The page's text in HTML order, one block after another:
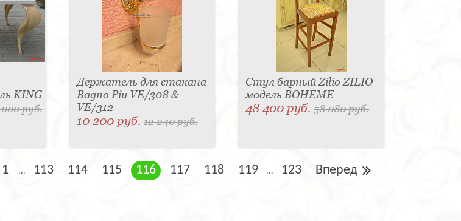
KING
руб.
Держатель для стакана
Bagno Piu VE/308 &
VE/312
10 200 руб. 12 240 руб.
Стул барный Zilio ZILIO
модель BOHEME
48 400 руб.58 080 руб.
1 ... 113 114 115 116 117 118 119 ... 123 Вперед